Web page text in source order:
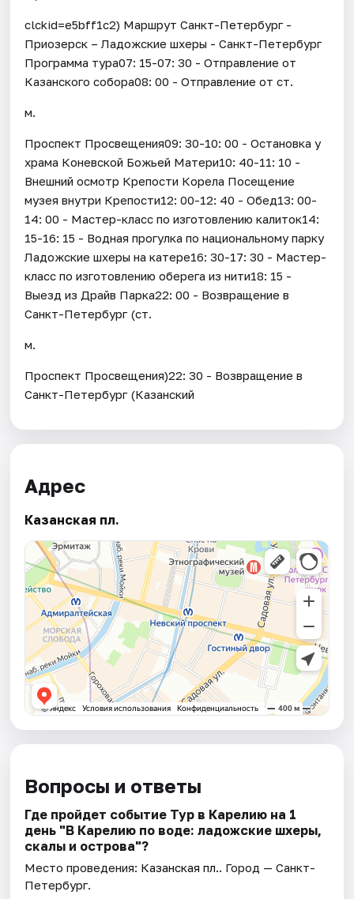
clckid=e5bff1c2) Маршрут Санкт-Петербург -
Приозерск – Ладожские шхеры - Санкт-Петербург
Программа тура07: 15-07: 30 - Отправление от
Казанского собора08: 00 - Отправление от ст.
м.
Проспект Просвещения09: 30-10: 00 - Остановка у
храма Коневской Божьей Матери10: 40-11: 10 -
Внешний осмотр Крепости Корела Посещение
музея внутри Крепости12: 00-12: 40 - Обед13: 00-
14: 00 - Мастер-класс по изготовлению калиток14:
15-16: 15 - Водная прогулка по национальному парку
Ладожские шхеры на катере16: 30-17: 30 - Мастер-
класс по изготовлению оберега из нити18: 15 -
Выезд из Драйв Парка22: 00 - Возвращение в
Санкт-Петербург (ст.
м.
Проспект Просвещения)22: 30 - Возвращение в
Санкт-Петербург (Казанский
Адрес
Казанская пл.
Вопросы и ответы
Где пройдет событие Тур в Карелию на 1
день "В Карелию по воде: ладожские шхеры,
скалы и острова"?
Место проведения: Казанская пл.. Город — Санкт-
Петербург.